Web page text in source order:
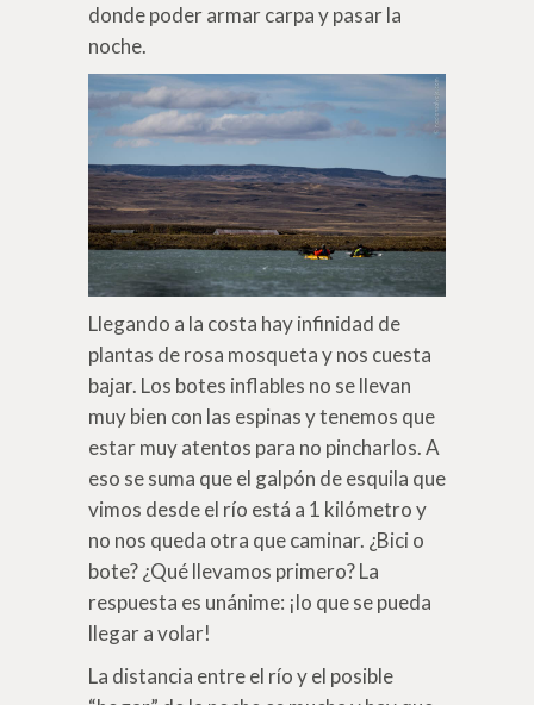
donde poder armar carpa y pasar la
noche.
Llegando a la costa hay infinidad de
plantas de rosa mosqueta y nos cuesta
bajar. Los botes inflables no se llevan
muy bien con las espinas y tenemos que
estar muy atentos para no pincharlos. A
eso se suma que el galpón de esquila que
vimos desde el río está a 1 kilómetro y
no nos queda otra que caminar. ¿Bici o
bote? ¿Qué llevamos primero? La
respuesta es unánime: ¡lo que se pueda
llegar a volar!
La distancia entre el río y el posible